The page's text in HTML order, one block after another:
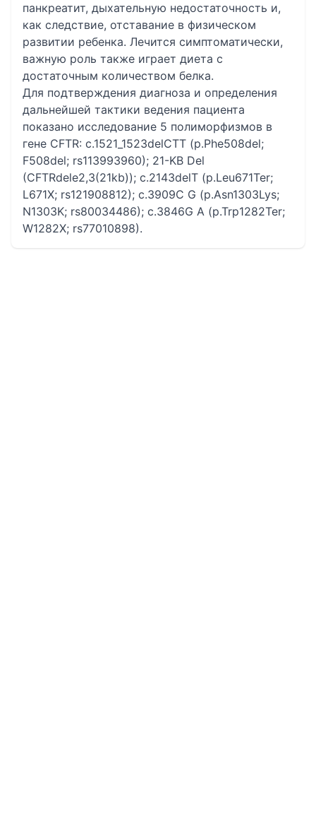
панкреатит, дыхательную недостаточность и,
как следствие, отставание в физическом
развитии ребенка. Лечится симптоматически,
важную роль также играет диета с
достаточным количеством белка.
Для подтверждения диагноза и определения
дальнейшей тактики ведения пациента
показано исследование 5 полиморфизмов в
гене CFTR: c.1521_1523delCTT (p.Phe508del;
F508del; rs113993960); 21-KB Del
(CFTRdele2,3(21kb)); c.2143delT (p.Leu671Ter;
L671X; rs121908812); c.3909C G (p.Asn1303Lys;
N1303K; rs80034486); c.3846G A (p.Trp1282Ter;
W1282X; rs77010898).